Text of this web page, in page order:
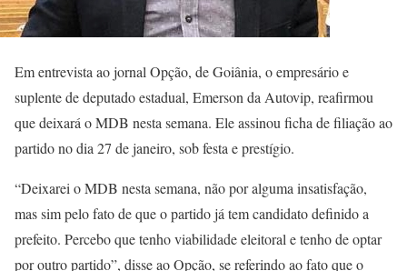
Em entrevista ao jornal Opção, de Goiânia, o empresário e
suplente de deputado estadual, Emerson da Autovip, reafirmou
que deixará o MDB nesta semana. Ele assinou ficha de filiação ao
partido no dia 27 de janeiro, sob festa e prestígio.
“Deixarei o MDB nesta semana, não por alguma insatisfação,
mas sim pelo fato de que o partido já tem candidato definido a
prefeito. Percebo que tenho viabilidade eleitoral e tenho de optar
por outro partido”, disse ao Opção, se referindo ao fato que o